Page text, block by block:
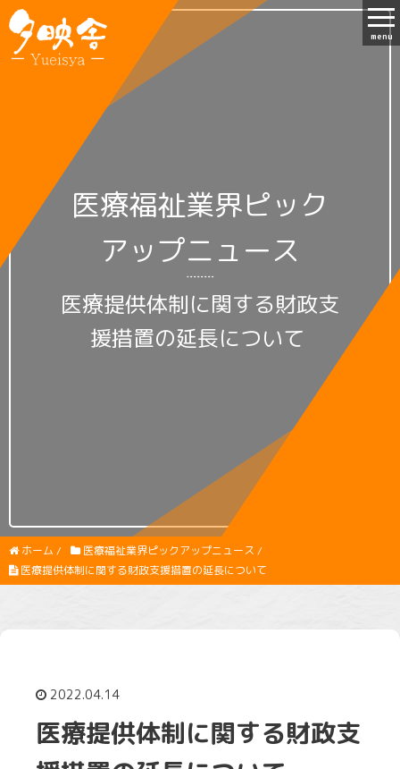
医療福祉業界ピック
アップニュース
医療提供体制に関する財政支
援措置の延長について
menu
ホーム / 医療福祉業界ピックアップニュース /
医療提供体制に関する財政支援措置の延長について
2022.04.14
医療提供体制に関する財政支